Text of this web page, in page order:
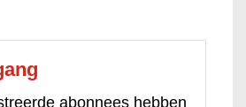
abonnees hebben